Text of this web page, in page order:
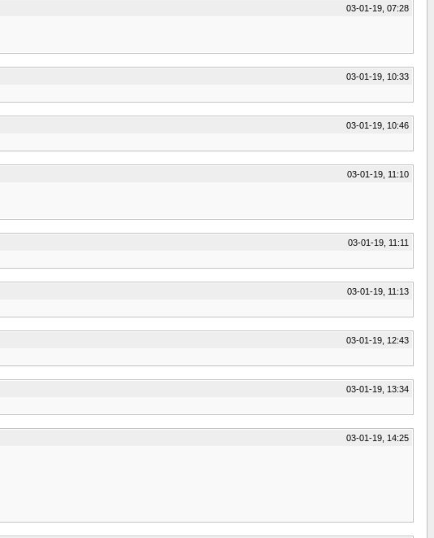
03-01-19, 07:28
03-01-19, 10:33
03-01-19, 10:46
03-01-19, 11:10
03-01-19, 11:11
03-01-19, 11:13
03-01-19, 12:43
03-01-19, 13:34
03-01-19, 14:25